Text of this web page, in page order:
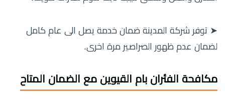
➤ توفر شركة المدينة ضمان خدمة يصل الى عام كامل
لضمان عدم ظهور الصراصير مرة اخرى.
مكافحة الفئران بام القيوين مع الضمان المتاح